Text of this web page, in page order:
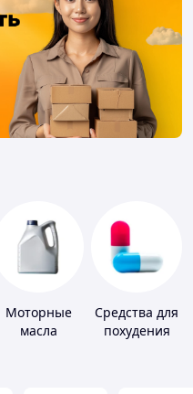
Моторные
масла
Средства для
похудения